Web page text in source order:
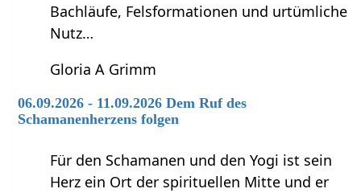
Bachläufe, Felsformationen und urtümliche
Nutz…
Gloria A Grimm
06.09.2026 - 11.09.2026 Dem Ruf des
Schamanenherzens folgen
Für den Schamanen und den Yogi ist sein
Herz ein Ort der spirituellen Mitte und er